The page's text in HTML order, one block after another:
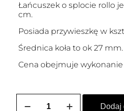
Łańcuszek o splocie rollo
cm.
Posiada przywieszkę w
Średnica koła to ok 27 mm.
Cena obejmuje wykonanie
Łańcuszek
Dodaj